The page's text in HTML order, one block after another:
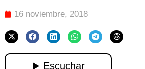
16 noviembre, 2018